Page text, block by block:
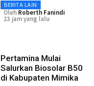
BERITA LAIN
Oleh Roberth Fanindi
23 jam yang lalu
Pertamina Mulai
Salurkan Biosolar B50
di Kabupaten Mimika